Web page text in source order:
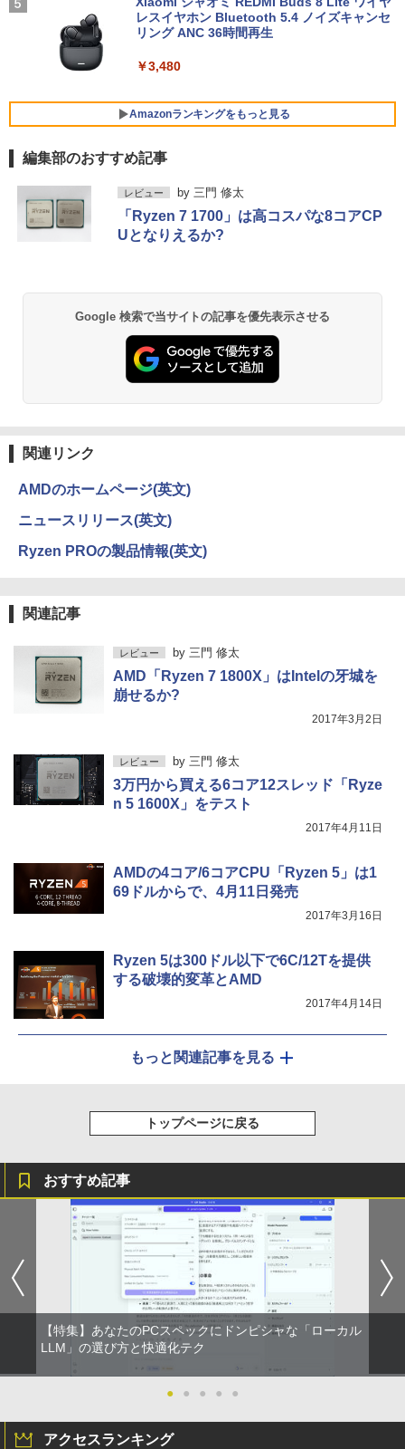
K A579/第8世代 Core i3/メモリ:4GB/8G
B/16GB/SSD:128GB/256GB/512GB/1T
1/中古PC 中古ノートパソコン Windows
11
￥18,800
e付・整備済み品・富士通 LIFEBOOK U
938 超軽量ノートパソコン 13.3型FHD
第7世代 Core i5 / メモリ8GB / SSD256G
B / Webカメラ / 初期設定不要
2026夏登場★Switch2ドック不要 モバイ
ル 撥水加工ケース スタンド 非光沢 薄型
軽量 VESA ポータブル ps5/Mac/switch/
￥3,630
レスイヤホン Bluetooth 5.4 ノイズキャンセ
リング ANC 36時間再生
￥3,480
Amazonランキングをもっと見る
BRUCE WAYNE feat. Flo Milli, ATL Jacob
[Explicit]
￥250
[Explicit]
￥250
On My Road (Stadium ver.)
BUGS LIFE
￥250
by Amazon 天然水 ラベルレス 500ml ×24本
富士山の天然水 バナジウム含有 水 ミネラル
ウォーター ペットボトル 静岡県産 500ミリリ
ットル (Smart Basic)
【Amazon.co.jp限定】 い・ろ・は・す 2L P
ET ラベルレス ×8本
￥1,112
by Amazon 炭酸水 ラベルレス 500ml ×24本
強炭酸水 ペットボトル 500ミリリットル (Sm
【Amazon.co.jp限定】 伊藤園 磨かれて、澄
みきった日本の水 2L 8本 ラベルレス [ ケース
] [ 水 ] [ ペットボトル ] [ 箱買い ] [ ストック
薬屋のひとりごと 17巻 (デジタル版ビッグガ
ンガンコミックス)
￥770
エース)
￥832
HUNTER×HUNTER モノクロ版 39 (ジャンプ
コミックスDIGITAL)
スーパーの裏でヤニ吸うふたり 9巻 (デジタル
版ビッグガンガンコミックス)
￥810
編集部のおすすめ記事
レビュー by 三門 修太
「Ryzen 7 1700」は高コスパな8コアCP
Uとなりえるか?
Google 検索で当サイトの記事を優先表示させる
関連リンク
AMDのホームページ(英文)
ニュースリリース(英文)
Ryzen PROの製品情報(英文)
関連記事
レビュー by 三門 修太
AMD「Ryzen 7 1800X」はIntelの牙城を
崩せるか?
2017年3月2日
レビュー by 三門 修太
3万円から買える6コア12スレッド「Ryze
n 5 1600X」をテスト
2017年4月11日
AMDの4コア/6コアCPU「Ryzen 5」は1
69ドルからで、4月11日発売
2017年3月16日
Ryzen 5は300ドル以下で6C/12Tを提供
する破壊的変革とAMD
2017年4月14日
もっと関連記事を見る
トップページに戻る
おすすめ記事
【特集】あなたのPCスペックにドンピシャな「ローカル
LLM」の選び方と快適化テク
● ● ● ● ●
アクセスランキング